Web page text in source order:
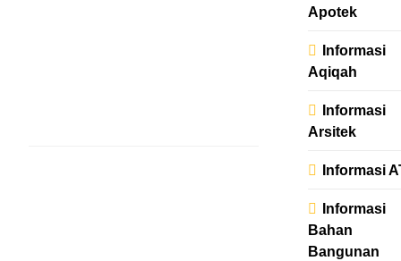
admin
1
0
0
Read More
Terapi
Vitalitas
Bpk
Abdul
Apotek
Informasi
Aqiqah
Informasi
Arsitek
Informasi
Informasi
Bahan
Bangunan